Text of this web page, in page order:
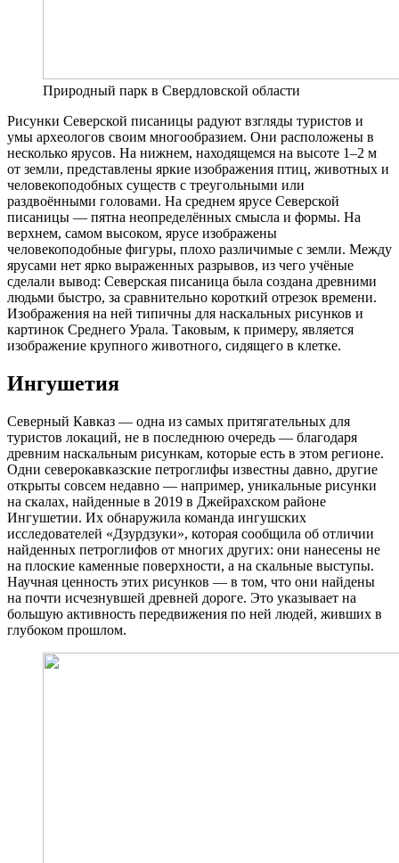
Природный парк в Свердловской области
Рисунки Северской писаницы радуют взгляды туристов и
умы археологов своим многообразием. Они расположены в
несколько ярусов. На нижнем, находящемся на высоте 1–2 м
от земли, представлены яркие изображения птиц, животных и
человекоподобных существ с треугольными или
раздвоёнными головами. На среднем ярусе Северской
писаницы — пятна неопределённых смысла и формы. На
верхнем, самом высоком, ярусе изображены
человекоподобные фигуры, плохо различимые с земли. Между
ярусами нет ярко выраженных разрывов, из чего учёные
сделали вывод: Северская писаница была создана древними
людьми быстро, за сравнительно короткий отрезок времени.
Изображения на ней типичны для наскальных рисунков и
картинок Среднего Урала. Таковым, к примеру, является
изображение крупного животного, сидящего в клетке.
Ингушетия
Северный Кавказ — одна из самых притягательных для
туристов локаций, не в последнюю очередь — благодаря
древним наскальным рисункам, которые есть в этом регионе.
Одни северокавказские петроглифы известны давно, другие
открыты совсем недавно — например, уникальные рисунки
на скалах, найденные в 2019 в Джейрахском районе
Ингушетии. Их обнаружила команда ингушских
исследователей «Дзурдзуки», которая сообщила об отличии
найденных петроглифов от многих других: они нанесены не
на плоские каменные поверхности, а на скальные выступы.
Научная ценность этих рисунков — в том, что они найдены
на почти исчезнувшей древней дороге. Это указывает на
большую активность передвижения по ней людей, живших в
глубоком прошлом.